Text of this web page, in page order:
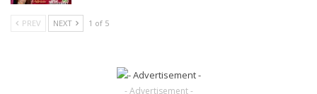
PREV NEXT 1 of 5
- Advertisement -